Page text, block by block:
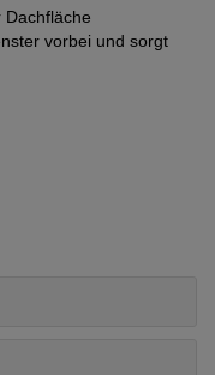
Dachfläche
vorbei und sorgt